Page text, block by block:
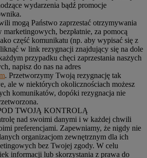
wydarzenia bądź promocje
mogą Państwo zaprzestać otrzymywania
bezpłatnie, za pomocą
część komunikatu (np. aby wypisać się z
w link rezygnacji znajdujący się na dole
przypadku chęci zaprzestania naszych
napisz do nas na adres
. Przetworzymy Twoją rezygnację tak
ale w niektórych okolicznościach możesz
komunikatów, dopóki rezygnacja nie
TWOJĄ KONTROLĄ
nad swoimi danymi i w każdej chwili
preferencjami. Zapewniamy, że nigdy nie
organizacjom zewnętrznym dla ich
bez Twojej zgody. W celu
informacji lub skorzystania z prawa do